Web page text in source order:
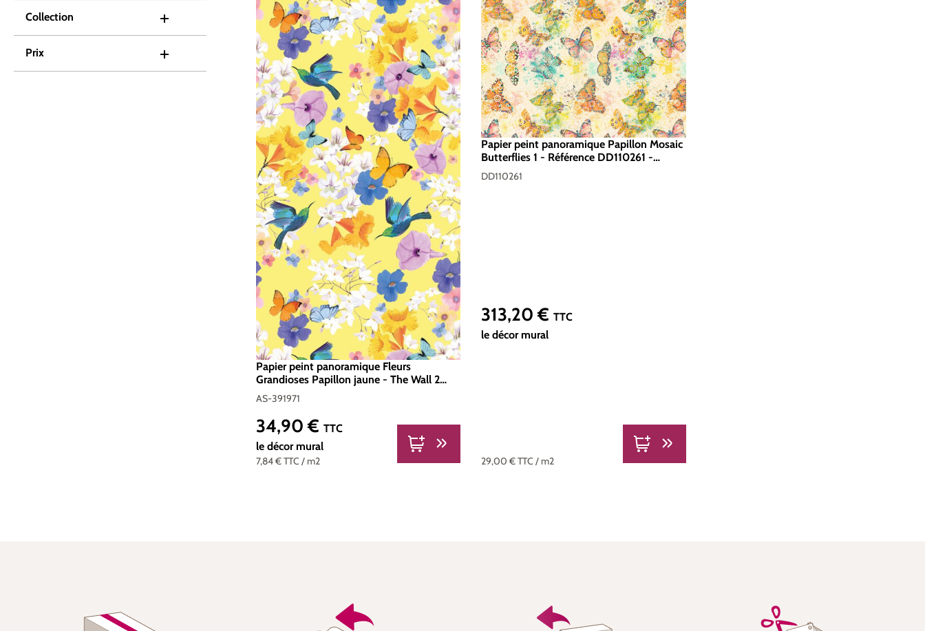
Collection
Prix
Papier peint panoramique Fleurs
Grandioses Papillon jaune - The Wall 2
d'A.S. Création | Réf. AS-391971
AS-391971
7,84 €TTC / m2
Prix régulier :
34,90 € TTC
le décor mural
Papier peint panoramique Papillon Mosaic
Butterflies 1 - Référence DD110261 -
Intissé 200g/m2 - Standard 400 x 270
DD110261
29,00 €TTC/ m2
Prix régulier :
313,20 €TTC
le décor mural